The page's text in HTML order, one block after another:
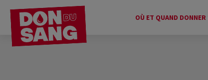
OÙ ET QUAND DONNER